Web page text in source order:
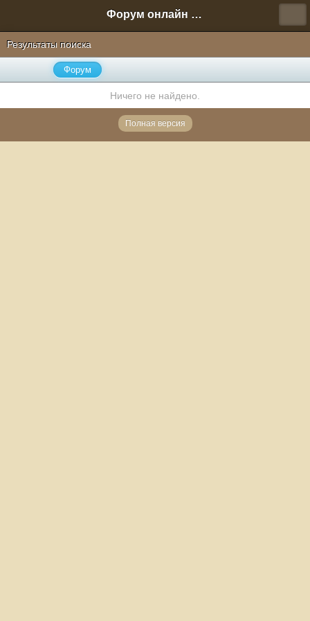
Форум онлайн игры "Новая Эра" (Нюра Биз)
Результаты поиска
Форум
Ничего не найдено.
Полная версия